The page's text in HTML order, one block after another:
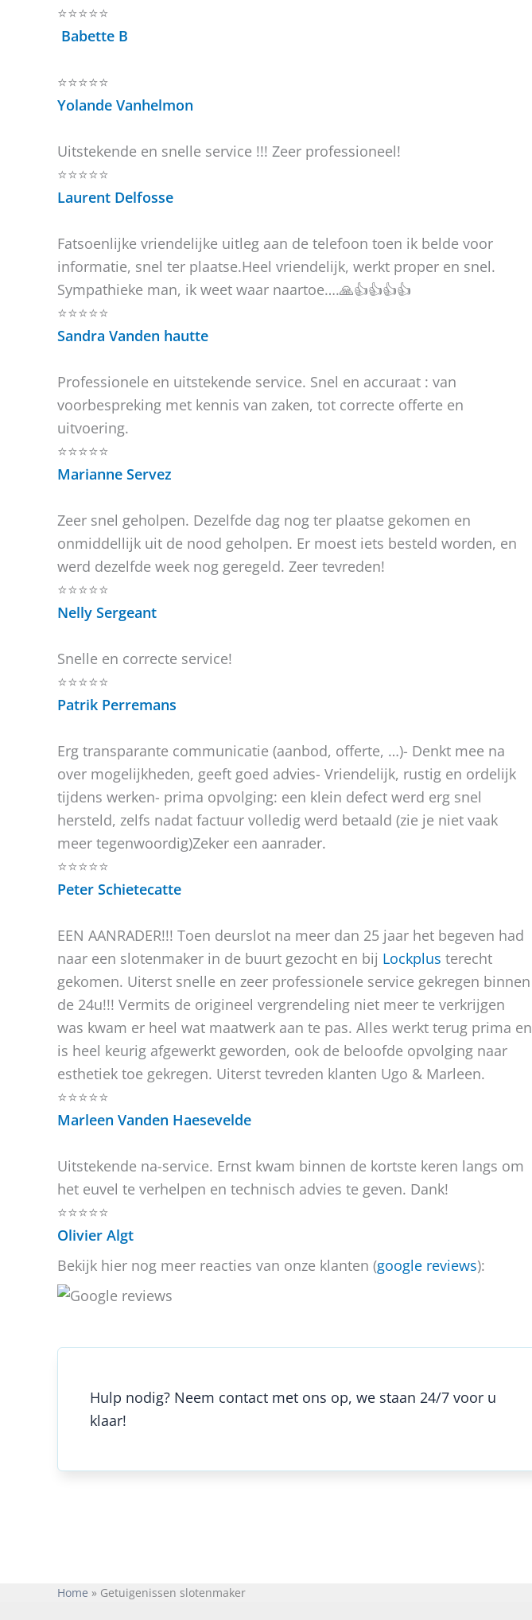
⭐⭐⭐⭐⭐
Babette B
⭐⭐⭐⭐⭐
Yolande Vanhelmon
Uitstekende en snelle service !!! Zeer professioneel!
⭐⭐⭐⭐⭐
Laurent Delfosse
Fatsoenlijke vriendelijke uitleg aan de telefoon toen ik belde voor
informatie, snel ter plaatse.Heel vriendelijk, werkt proper en snel.
Sympathieke man, ik weet waar naartoe….🙏👍👍👍👍
⭐⭐⭐⭐⭐
Sandra Vanden hautte
Professionele en uitstekende service. Snel en accuraat : van
voorbespreking met kennis van zaken, tot correcte offerte en
uitvoering.
⭐⭐⭐⭐⭐
Marianne Servez
Zeer snel geholpen. Dezelfde dag nog ter plaatse gekomen en
onmiddellijk uit de nood geholpen. Er moest iets besteld worden, en
werd dezelfde week nog geregeld. Zeer tevreden!
⭐⭐⭐⭐⭐
Nelly Sergeant
Snelle en correcte service!
⭐⭐⭐⭐⭐
Patrik Perremans
Erg transparante communicatie (aanbod, offerte, …)- Denkt mee na
over mogelijkheden, geeft goed advies- Vriendelijk, rustig en ordelijk
tijdens werken- prima opvolging: een klein defect werd erg snel
hersteld, zelfs nadat factuur volledig werd betaald (zie je niet vaak
meer tegenwoordig)Zeker een aanrader.
⭐⭐⭐⭐⭐
Peter Schietecatte
EEN AANRADER!!! Toen deurslot na meer dan 25 jaar het begeven had
naar een slotenmaker in de buurt gezocht en bij Lockplus terecht
gekomen. Uiterst snelle en zeer professionele service gekregen binnen
de 24u!!! Vermits de origineel vergrendeling niet meer te verkrijgen
was kwam er heel wat maatwerk aan te pas. Alles werkt terug prima en
is heel keurig afgewerkt geworden, ook de beloofde opvolging naar
esthetiek toe gekregen. Uiterst tevreden klanten Ugo & Marleen.
⭐⭐⭐⭐⭐
Marleen Vanden Haesevelde
Uitstekende na-service. Ernst kwam binnen de kortste keren langs om
het euvel te verhelpen en technisch advies te geven. Dank!
⭐⭐⭐⭐⭐
Olivier Algt
Bekijk hier nog meer reacties van onze klanten (google reviews):
Hulp nodig? Neem contact met ons op, we staan 24/7 voor u
klaar!
Home Getuigenissen slotenmaker